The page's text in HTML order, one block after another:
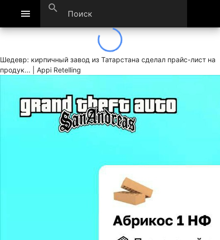
menu search
Шедевр: кирпичный завод из Татарстана сделал прайс-лист на
продук... | Appi Retelling